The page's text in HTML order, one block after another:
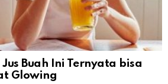
Jus Buah Ini Ternyata bisa
Glowing